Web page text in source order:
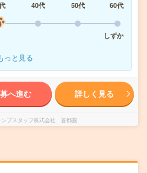
40代 50代
60代
しずか
っと見る
へ進む 詳しく見る
ンプスタッフ株式会社 首都圏